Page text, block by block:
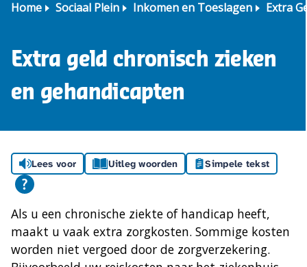
Home Sociaal Plein Inkomen en Toeslagen Extra
Extra geld chronisch zieken
en gehandicapten
Lees voor Uitleg woorden Simpele tekst
Als u een chronische ziekte of handicap heeft,
maakt u vaak extra zorgkosten. Sommige kosten
worden niet vergoed door de zorgverzekering.